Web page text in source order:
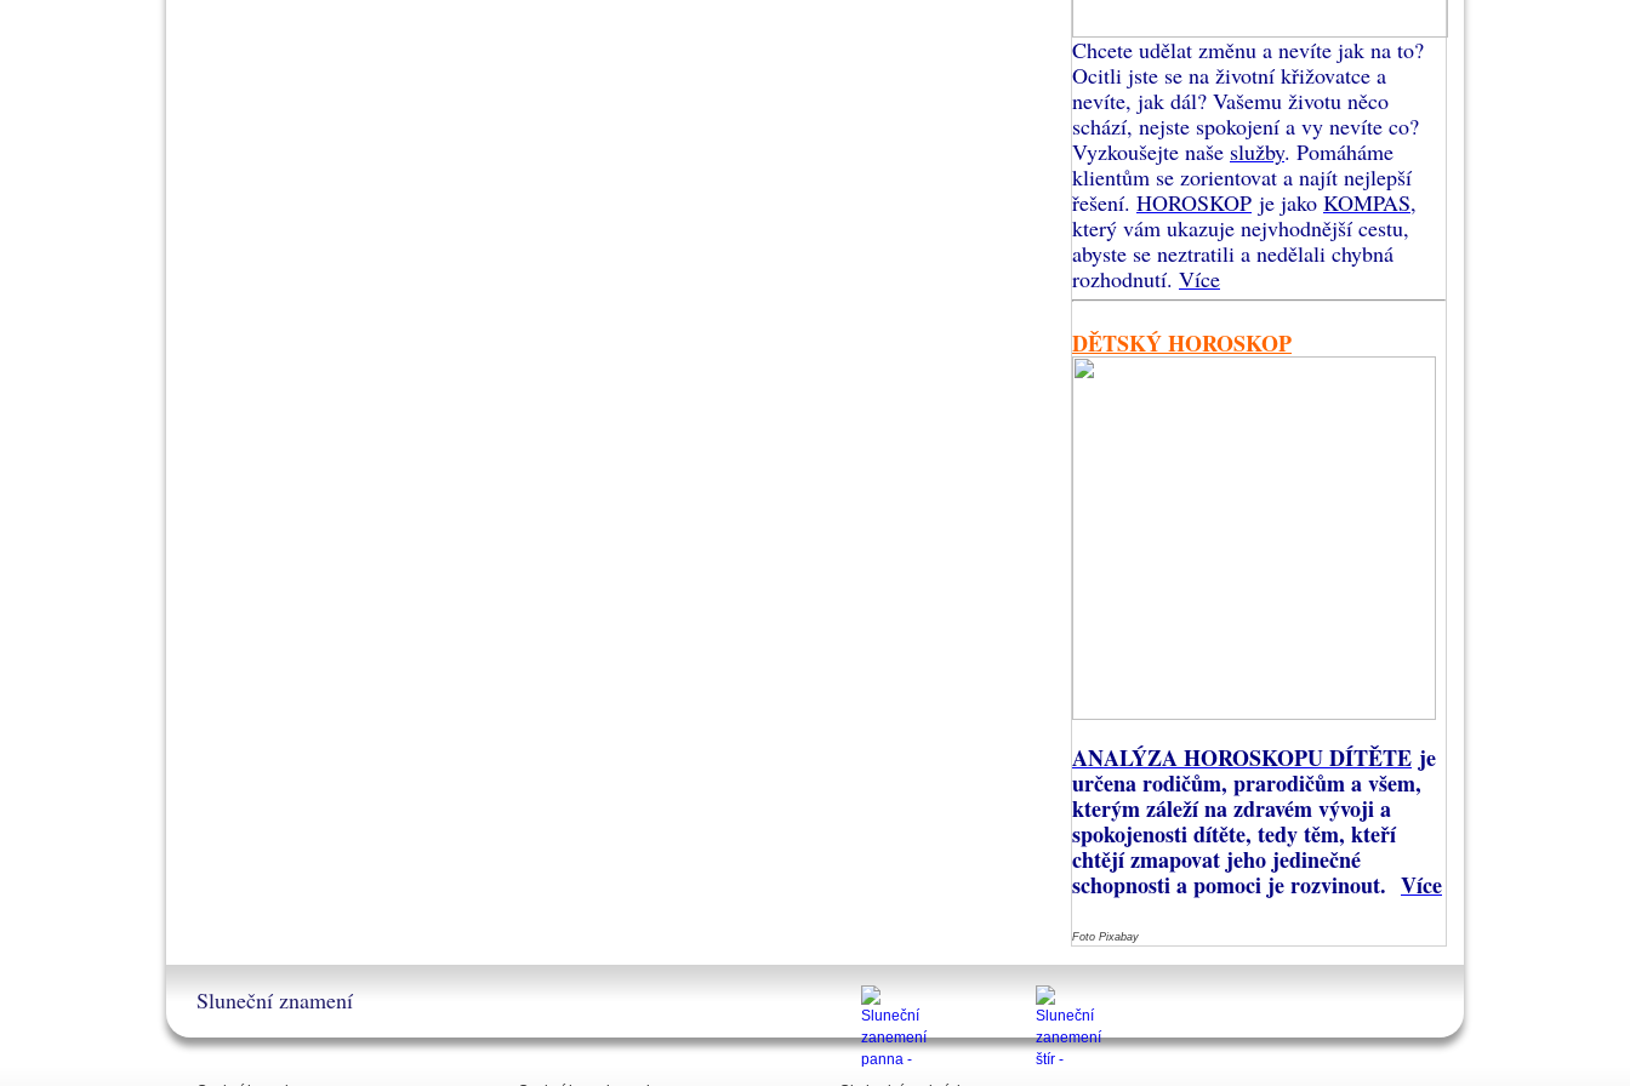
Chcete udělat změnu a nevíte jak na to?
Ocitli jste se na životní křižovatce a
nevíte, jak dál? Vašemu životu něco
schází, nejste spokojení a vy nevíte co?
Vyzkoušejte naše služby. Pomáháme
klientům se zorientovat a najít nejlepší
řešení. HOROSKOP je jako KOMPAS,
který vám ukazuje nejvhodnější cestu,
abyste se neztratili a nedělali chybná
rozhodnutí. Více
DĚTSKÝ HOROSKOP
ANALÝZA HOROSKOPU DÍTĚTE je
určena rodičům, prarodičům a všem,
kterým záleží na zdravém vývoji a
spokojenosti dítěte, tedy těm, kteří
chtějí zmapovat jeho jedinečné
schopnosti a pomoci je rozvinout. Více
Foto Pixabay
Sluneční znamení